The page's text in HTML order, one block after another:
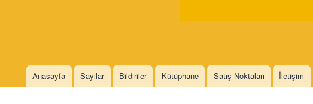
Main menu
Anasayfa Sayılar Bildiriler Kütüphane Satış Noktaları İletişim